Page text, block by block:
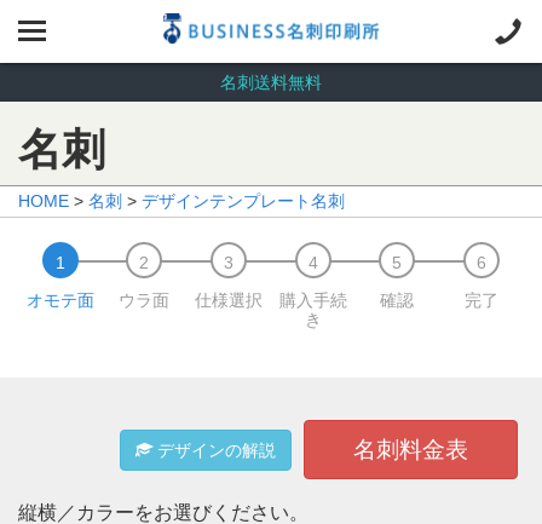
名刺送料無料
名刺
HOME > 名刺 > デザインテンプレート名刺
オモテ面 ウラ面 仕様選択
購入手続
き
確認 完了
デザインの解説 名刺料金表
縦横／カラーをお選びください。